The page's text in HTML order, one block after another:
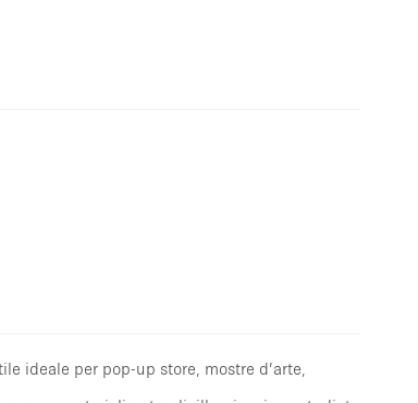
ideale per pop-up store, mostre d’arte,